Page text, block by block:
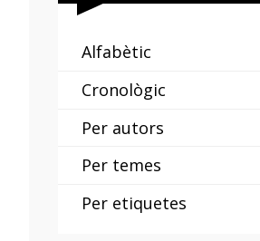
Alfabètic
Cronològic
Per autors
Per temes
Per etiquetes